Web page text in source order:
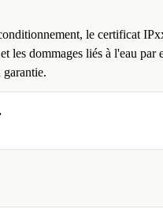
le certificat
les dommages liés à l'eau par
garantie.